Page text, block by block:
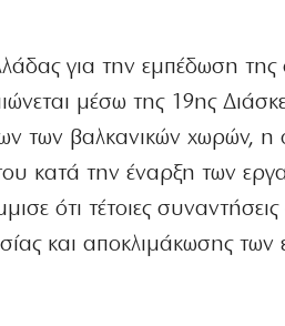
για την εμπέδωση
μέσω της 19ης
των βαλκανικών χωρών, η
κατά την έναρξη των
ότι τέτοιες
και αποκλιμάκωσης των